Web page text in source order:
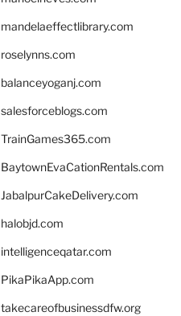
mandelaeffectlibrary.com
roselynns.com
balanceyoganj.com
salesforceblogs.com
TrainGames365.com
BaytownEvaCationRentals.com
JabalpurCakeDelivery.com
halobjd.com
intelligenceqatar.com
PikaPikaApp.com
takecareofbusinessdfw.org